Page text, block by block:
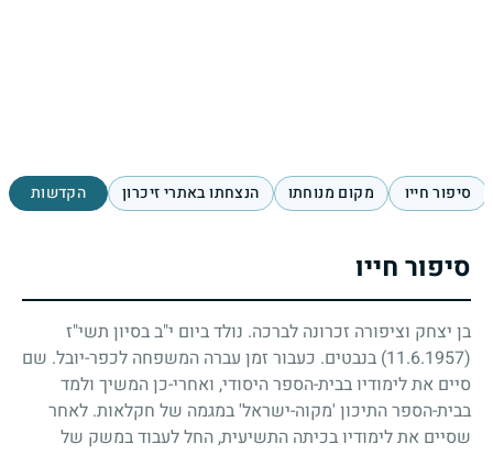
סיפור חייו מקום מנוחתו הנצחתו באתרי זיכרון הקדשות
סיפור חייו
בן יצחק וציפורה זכרונה לברכה. נולד ביום י"ב בסיון תשי"ז
(11.6.1957)
בנבטים. כעבור זמן עברה המשפחה לכפר-יובל. שם
סיים את לימודיו בבית-הספר היסודי, ואחרי-כן המשיך ולמד
בבית-הספר התיכון 'מקוה-ישראל' במגמה של חקלאות. לאחר
שסיים את לימודיו בכיתה התשיעית, החל לעבוד במשק של